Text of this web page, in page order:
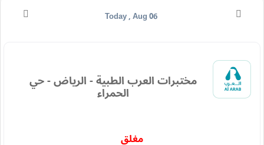
مختبرات العرب الطبية - الرياض - حي
الحمراء
مغلق